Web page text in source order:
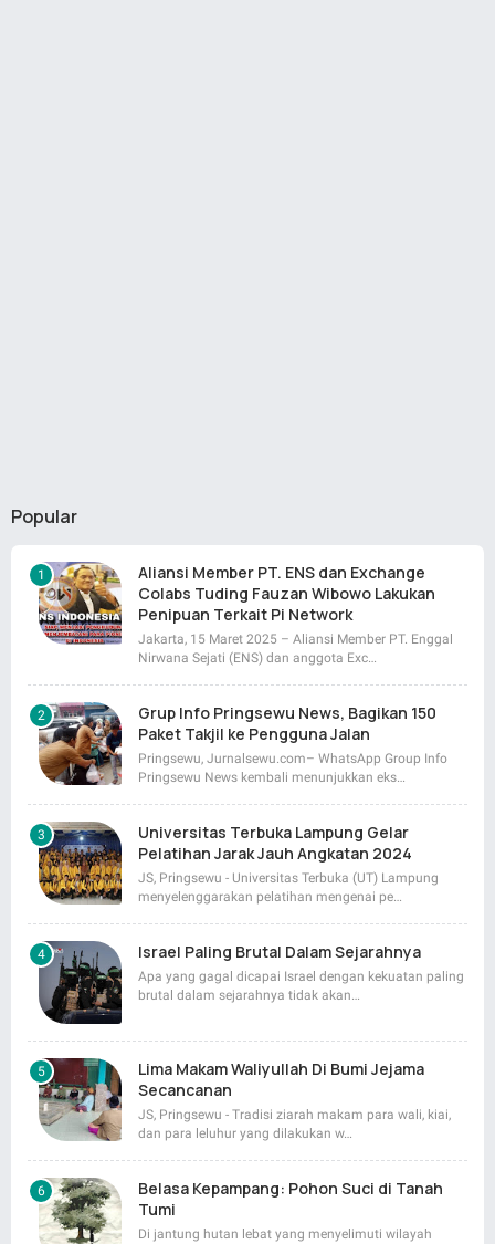
Popular
Aliansi Member PT. ENS dan Exchange
Colabs Tuding Fauzan Wibowo Lakukan
Penipuan Terkait Pi Network
Jakarta, 15 Maret 2025 – Aliansi Member PT. Enggal
Nirwana Sejati (ENS) dan anggota Exc…
Grup Info Pringsewu News, Bagikan 150
Paket Takjil ke Pengguna Jalan
Pringsewu, Jurnalsewu.com– WhatsApp Group Info
Pringsewu News kembali menunjukkan eks…
Universitas Terbuka Lampung Gelar
Pelatihan Jarak Jauh Angkatan 2024
JS, Pringsewu - Universitas Terbuka (UT) Lampung
menyelenggarakan pelatihan mengenai pe…
Israel Paling Brutal Dalam Sejarahnya
Apa yang gagal dicapai Israel dengan kekuatan paling
brutal dalam sejarahnya tidak akan…
Lima Makam Waliyullah Di Bumi Jejama
Secancanan
JS, Pringsewu - Tradisi ziarah makam para wali, kiai,
dan para leluhur yang dilakukan w…
Belasa Kepampang: Pohon Suci di Tanah
Tumi
Di jantung hutan lebat yang menyelimuti wilayah